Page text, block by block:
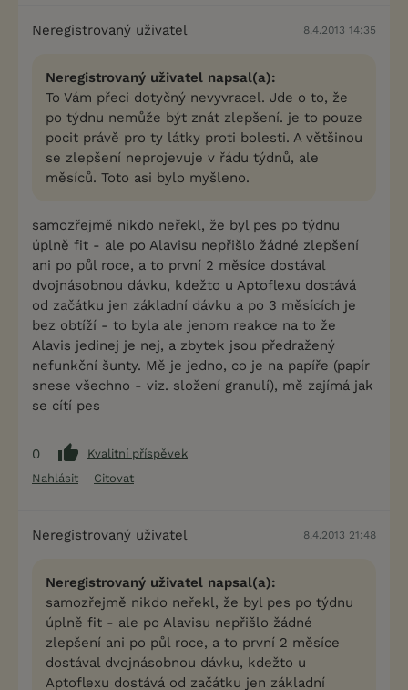
Neregistrovaný uživatel 8.4.2013 14:35
Neregistrovaný uživatel napsal(a):
To Vám přeci dotyčný nevyvracel. Jde o to, že
po týdnu nemůže být znát zlepšení. je to pouze
pocit právě pro ty látky proti bolesti. A většinou
se zlepšení neprojevuje v řádu týdnů, ale
měsíců. Toto asi bylo myšleno.
samozřejmě nikdo neřekl, že byl pes po týdnu
úplně fit - ale po Alavisu nepřišlo žádné zlepšení
ani po půl roce, a to první 2 měsíce dostával
dvojnásobnou dávku, kdežto u Aptoflexu dostává
od začátku jen základní dávku a po 3 měsících je
bez obtíží - to byla ale jenom reakce na to že
Alavis jedinej je nej, a zbytek jsou předražený
nefunkční šunty. Mě je jedno, co je na papíře (papír
snese všechno - viz. složení granulí), mě zajímá jak
se cítí pes
0
Kvalitní příspěvek
Nahlásit
Citovat
Neregistrovaný uživatel 8.4.2013 21:48
Neregistrovaný uživatel napsal(a):
samozřejmě nikdo neřekl, že byl pes po týdnu
úplně fit - ale po Alavisu nepřišlo žádné
zlepšení ani po půl roce, a to první 2 měsíce
dostával dvojnásobnou dávku, kdežto u
Aptoflexu dostává od začátku jen základní